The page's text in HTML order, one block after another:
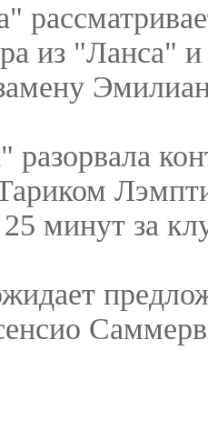
из "Ланса"
минут за